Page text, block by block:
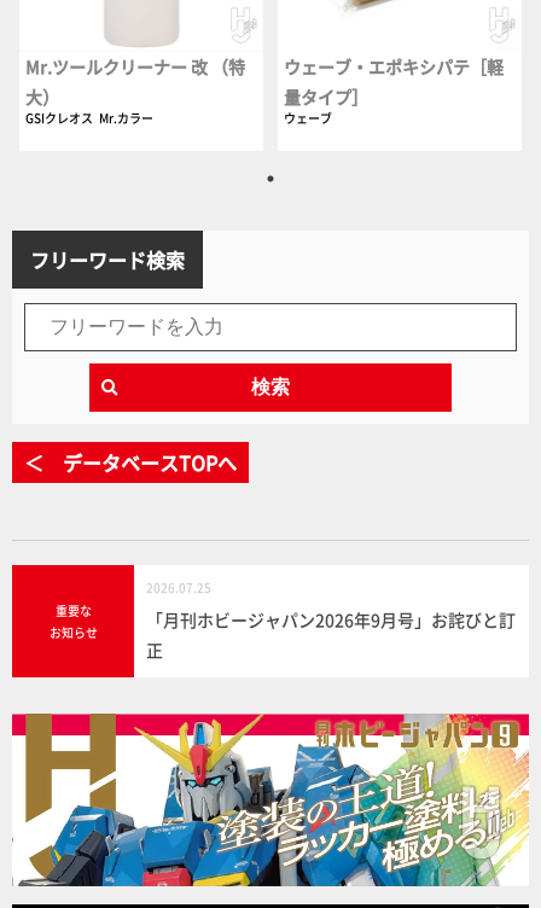
Mr.ツールクリーナー 改 （特
大）
GSIクレオス Mr.カラー
ウェーブ・エポキシパテ［軽
量タイプ］
ウェーブ
フリーワード検索
検索
＜ データベースTOPへ
重要な
お知らせ
2026.07.25
「月刊ホビージャパン2026年9月号」お詫びと訂
正